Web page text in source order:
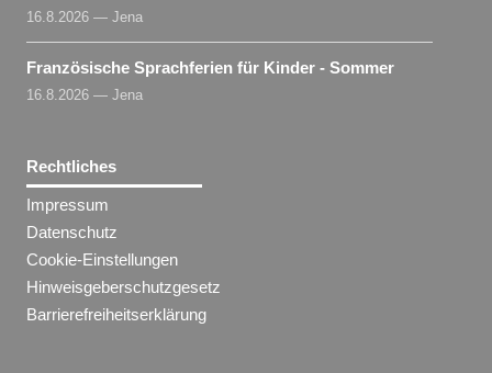
16.8.2026 — Jena
Französische Sprachferien für Kinder - Sommer
16.8.2026 — Jena
Rechtliches
Impressum
Datenschutz
Cookie-Einstellungen
Hinweisgeberschutzgesetz
Barrierefreiheitserklärung